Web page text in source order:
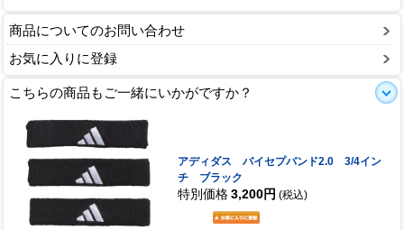
商品についてのお問い合わせ
お気に入りに登録
こちらの商品もご一緒にいかがですか？
アディダス バイセプバンド2.0 3/4イン
チ ブラック
特別価格 3,200円 (税込)